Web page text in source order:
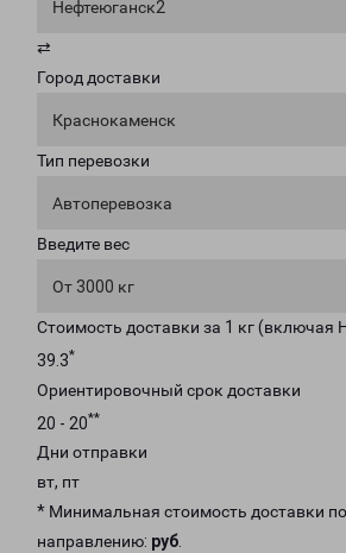
Нефтеюганск2
⇄
Город доставки
Краснокаменск
Тип перевозки
Автоперевозка
Введите вес
От 3000 кг
Стоимость доставки за 1 кг (включая
39.3*
Ориентировочный срок доставки
20 - 20**
Дни отправки
вт, пт
* Минимальная стоимость доставки
направлению: руб.